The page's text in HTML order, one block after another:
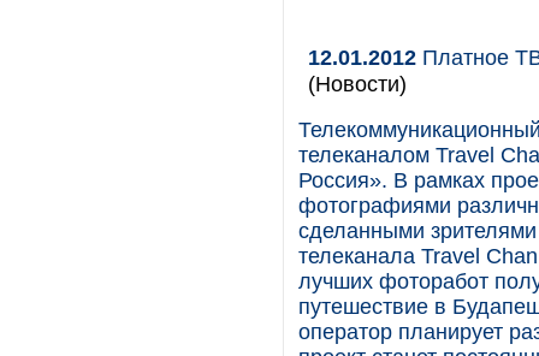
12.01.2012 Платное
(Новости)
телеканалом Travel
Россия». В рамках
фотографиями
сделанными
телеканала Travel
лучших фоторабот
путешествие в
оператор планирует